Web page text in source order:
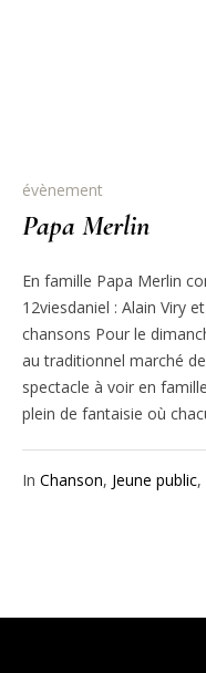
évènement
Papa Merlin
En famille Papa Merlin
12viesdaniel : Alain Viry
chansons Pour le
au traditionnel marché
spectacle à voir en
plein de fantaisie où
In Chanson, Jeune public,